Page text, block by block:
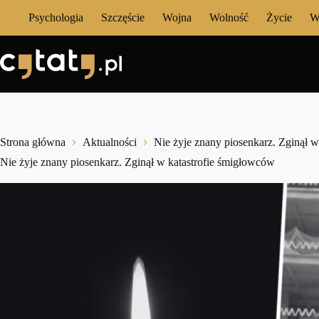
Psychologia Szczęście Wojna Wolność Życie
Strona główna Aktualności
Nie żyje znany piosenkarz. Zginął
Nie żyje znany piosenkarz. Zginął w katastrofie śmigłowców